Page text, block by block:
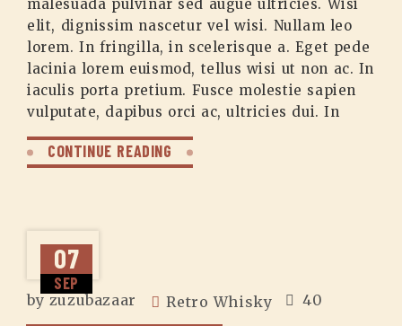
malesuada pulvinar sed augue ultricies. Wisi
elit, dignissim nascetur vel wisi. Nullam leo
lorem. In fringilla, in scelerisque a. Eget pede
lacinia lorem euismod, tellus wisi ut non ac. In
iaculis porta pretium. Fusce molestie sapien
vulputate, dapibus orci ac, ultricies dui. In
CONTINUE READING
07
SEP
by zuzubazaar Retro Whisky 40